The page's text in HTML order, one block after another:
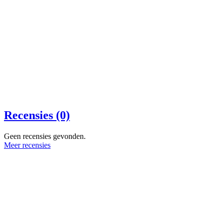
Recensies (0)
Geen recensies gevonden.
Meer recensies